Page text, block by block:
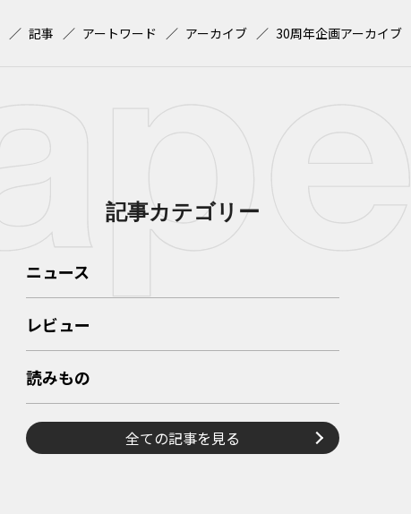
記事 アートワード アーカイブ 30周年企画アーカイブ
記事カテゴリー
ニュース
レビュー
読みもの
全ての記事を見る